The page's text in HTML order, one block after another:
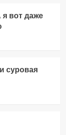
вот даже
суровая